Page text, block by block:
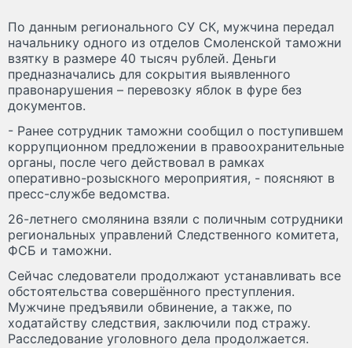
По данным регионального СУ СК, мужчина передал
начальнику одного из отделов Смоленской таможни
взятку в размере 40 тысяч рублей. Деньги
предназначались для сокрытия выявленного
правонарушения – перевозку яблок в фуре без
документов.
- Ранее сотрудник таможни сообщил о поступившем
коррупционном предложении в правоохранительные
органы, после чего действовал в рамках
оперативно-розыскного мероприятия, - поясняют в
пресс-службе ведомства.
26-летнего смолянина взяли с поличным сотрудники
региональных управлений Следственного комитета,
ФСБ и таможни.
Сейчас следователи продолжают устанавливать все
обстоятельства совершённого преступления.
Мужчине предъявили обвинение, а также, по
ходатайству следствия, заключили под стражу.
Расследование уголовного дела продолжается.